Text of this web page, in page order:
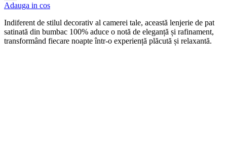
Adauga in cos
Indiferent de stilul decorativ al camerei tale, această lenjerie de pat
satinată din bumbac 100% aduce o notă de eleganță și rafinament,
transformând fiecare noapte într-o experiență plăcută și relaxantă.